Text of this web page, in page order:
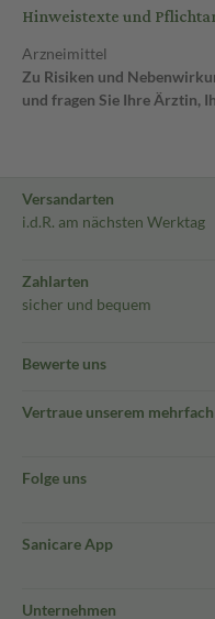
Hinweistexte und
Arzneimittel
Zu Risiken und
und fragen Sie Ihre Ärztin,
Versandarten
i.d.R. am nächsten Werktag
Zahlarten
sicher und bequem
Bewerte uns
Vertraue unserem
Folge uns
Sanicare App
Unternehmen